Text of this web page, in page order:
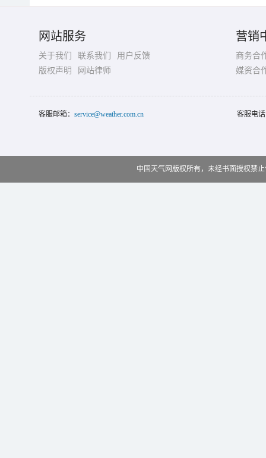
网站服务
关于我们 联系我们
用户反馈
版权声明
网站律师
营销
商务合
媒资合
客服邮箱： service@weather.com.cn 客服电
中国天气网版权所有，未经书面授权